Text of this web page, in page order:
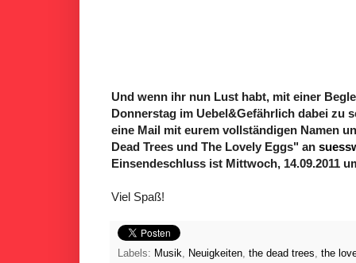
Und wenn ihr nun Lust habt, mit einer
Donnerstag im Uebel&Gefährlich dabei zu
eine Mail mit eurem vollständigen Namen
Dead Trees und The Lovely Eggs" an
Einsendeschluss ist Mittwoch, 14.09.2011
Viel Spaß!
Labels: Musik, Neuigkeiten, the dead trees, the